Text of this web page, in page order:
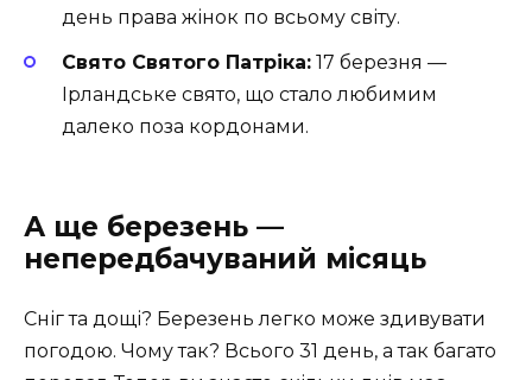
день права жінок по всьому світу.
Свято Святого Патріка: 17 березня —
Ірландське свято, що стало любимим
далеко поза кордонами.
А ще березень —
непередбачуваний місяць
Сніг та дощі? Березень легко може здивувати
погодою. Чому так? Всього 31 день, а так багато